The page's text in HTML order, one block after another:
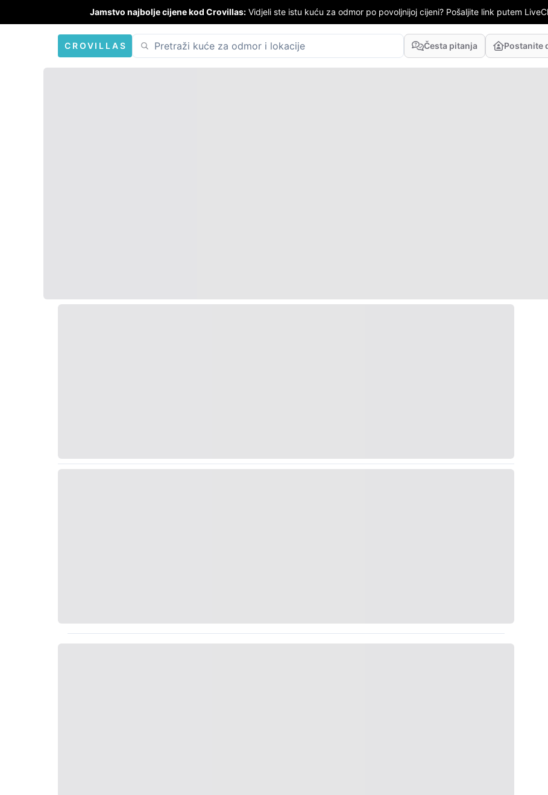
Jamstvo najbolje cijene kod Crovillas: Vidjeli ste istu kuću za odmor po povoljnijoj cijeni? Pošaljite link putem
CROVILLAS Česta pitanja Postanite